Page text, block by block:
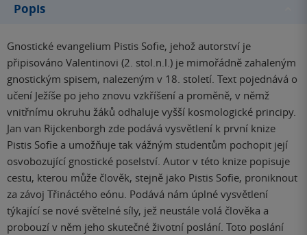
Popis
Gnostické evangelium Pistis Sofie, jehož autorství je
připisováno Valentinovi (2. stol.n.l.) je mimořádně zahaleným
gnostickým spisem, nalezeným v 18. století. Text pojednává o
učení Ježíše po jeho znovu vzkříšení a proměně, v němž
vnitřnímu okruhu žáků odhaluje vyšší kosmologické principy.
Jan van Rijckenborgh zde podává vysvětlení k první knize
Pistis Sofie a umožňuje tak vážným studentům pochopit její
osvobozující gnostické poselství. Autor v této knize popisuje
cestu, kterou může člověk, stejně jako Pistis Sofie, proniknout
za závoj Třináctého eónu. Podává nám úplné vysvětlení
týkající se nové světelné síly, jež neustále volá člověka a
probouzí v něm jeho skutečné životní poslání. Toto poslání